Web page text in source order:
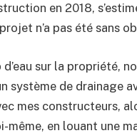
en 2018,
n’a pas été sans
sur la propriété,
système de drainage
mes constructeurs,
en louant une